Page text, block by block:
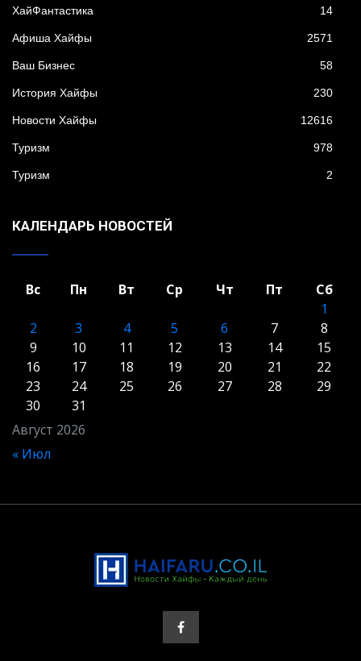
XайФантастика 14
Афиша Хайфы 2571
Ваш Бизнес 58
История Хайфы 230
Новости Хайфы 12616
Туризм 978
Туризм 2
КАЛЕНДАРЬ НОВОСТЕЙ
Август 2026
Вс Пн Вт Ср Чт Пт
Сб
1
2
3 4 5 6 7
8
9
10 11 12 13 14
15
16
17 18 19 20 21
22
23
24 25 26 27 28
29
30
31
« Июл